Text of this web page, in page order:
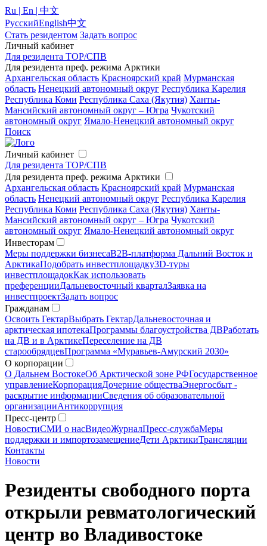
Ru | En | 中文
РусскийEnglish中文
Стать резидентом Задать вопрос
Личный кабинет
Для резидента ТОР/СПВ
Для резидента преф. режима Арктики
Архангельская область Красноярский край Мурманская
область Ненецкий автономный округ Республика Карелия
Республика Коми Республика Саха (Якутия) Ханты-
Мансийский автономный округ – Югра Чукотский
автономный округ Ямало-Ненецкий автономный округ
Поиск
Личный кабинет
Для резидента ТОР/СПВ
Для резидента преф. режима Арктики
Архангельская область Красноярский край Мурманская
область Ненецкий автономный округ Республика Карелия
Республика Коми Республика Саха (Якутия) Ханты-
Мансийский автономный округ – Югра Чукотский
автономный округ Ямало-Ненецкий автономный округ
Инвесторам
Меры поддержки бизнесаB2B-платформа Дальний Восток и
АрктикаПодобрать инвестплощадку3D-туры
инвестплощадокКак использовать
преференцииДальневосточный кварталЗаявка на
инвестпроектЗадать вопрос
Гражданам
Освоить ГектарВыбрать ГектарДальневосточная и
арктическая ипотекаПрограммы благоустройства ДВРаботать
на ДВ и в АрктикеПереселение на ДВ
старообрядцевПрограмма «Муравьев-Амурский 2030»
О корпорации
О Дальнем ВостокеОб Арктической зоне РФГосударственное
управлениеКорпорацияДочерние обществаЭнергосбыт -
раскрытие информацииСведения об образовательной
организацииАнтикоррупция
Пресс-центр
НовостиСМИ о насВидеоЖурналПресс-службаМеры
поддержки и импортозамещениеДети АрктикиТрансляции
Контакты
Новости
Резиденты свободного порта
открыли ревматологический
центр во Владивостоке